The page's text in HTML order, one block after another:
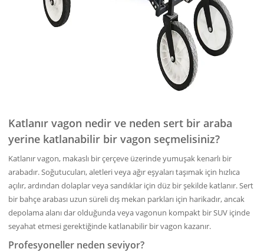
Katlanır vagon nedir ve neden sert bir araba
yerine katlanabilir bir vagon seçmelisiniz?
Katlanır vagon, makaslı bir çerçeve üzerinde yumuşak kenarlı bir
arabadır. Soğutucuları, aletleri veya ağır eşyaları taşımak için hızlıca
açılır, ardından dolaplar veya sandıklar için düz bir şekilde katlanır. Sert
bir bahçe arabası uzun süreli dış mekan parkları için harikadır, ancak
depolama alanı dar olduğunda veya vagonun kompakt bir SUV içinde
seyahat etmesi gerektiğinde katlanabilir bir vagon kazanır.
Profesyoneller neden seviyor?